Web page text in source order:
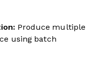
Produce multiple
using batch